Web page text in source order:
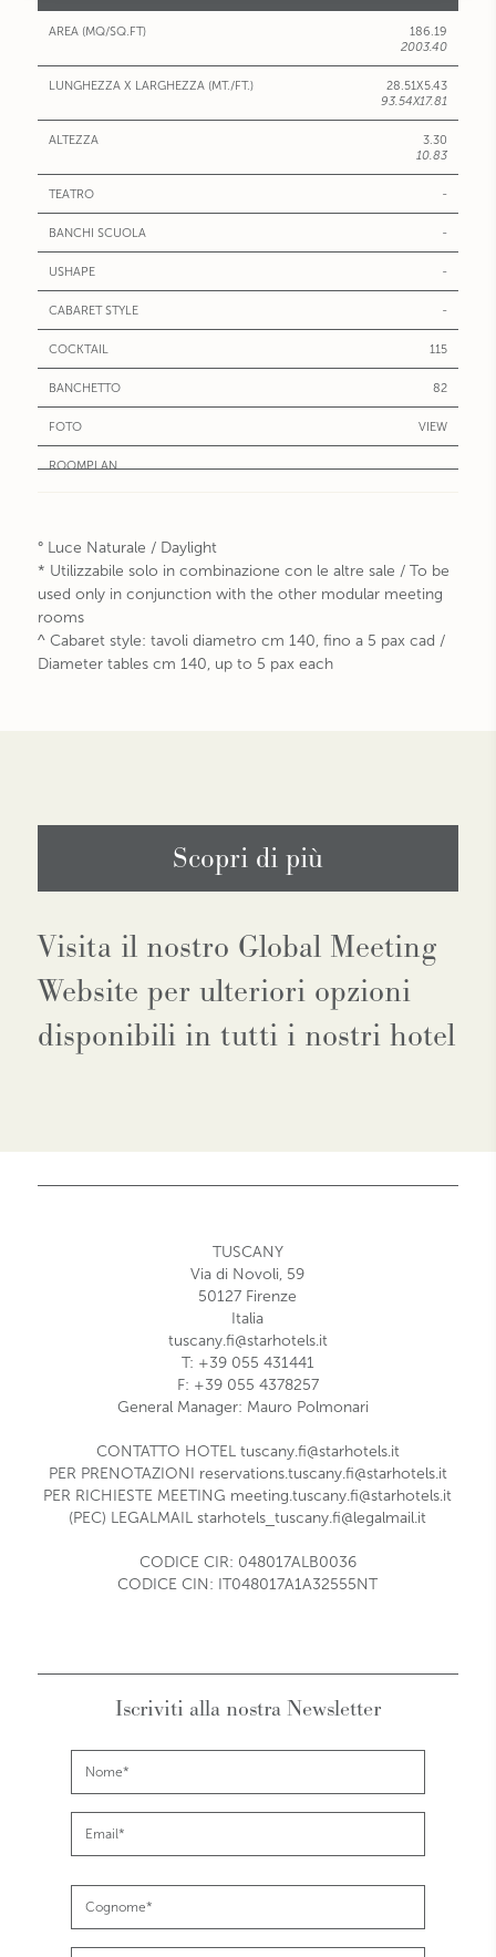
186.19
2003.40
28.51X5.43
93.54X17.81
3.30
10.83
-
-
-
-
115
82
VIEW
° Luce Naturale / Daylight
* Utilizzabile solo in combinazione con le altre sale / To be
used only in conjunction with the other modular meeting
rooms
^ Cabaret style: tavoli diametro cm 140, fino a 5 pax cad /
Diameter tables cm 140, up to 5 pax each
Scopri di più
Visita il nostro Global Meeting
Website per ulteriori opzioni
disponibili in tutti i nostri hotel
TUSCANY
Via di Novoli, 59
50127 Firenze
Italia
tuscany.fi@starhotels.it
T: +39 055 431441
F: +39 055 4378257
General Manager: Mauro Polmonari
CONTATTO HOTEL tuscany.fi@starhotels.it
PER PRENOTAZIONI reservations.tuscany.fi@starhotels.it
PER RICHIESTE MEETING meeting.tuscany.fi@starhotels.it
(PEC) LEGALMAIL starhotels_tuscany.fi@legalmail.it
CODICE CIR: 048017ALB0036
CODICE CIN: IT048017A1A32555NT
Iscriviti alla nostra Newsletter